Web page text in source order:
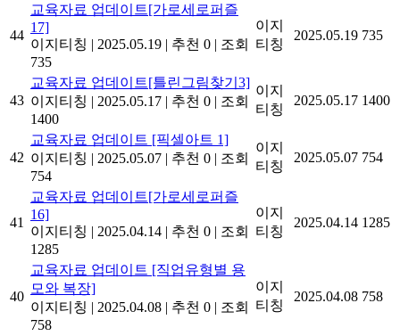
44
교육자료 업데이트[가로세로퍼즐
17]
이지티칭 | 2025.05.19 | 추천 0 | 조회
735
이지
티칭
2025.05.19 735
43
교육자료 업데이트[틀린그림찾기3]
이지티칭 | 2025.05.17 | 추천 0 | 조회
1400
이지
티칭
2025.05.17 1400
42
교육자료 업데이트 [픽셀아트 1]
이지티칭 | 2025.05.07 | 추천 0 | 조회
754
이지
티칭
2025.05.07 754
41
교육자료 업데이트[가로세로퍼즐
16]
이지티칭 | 2025.04.14 | 추천 0 | 조회
1285
이지
티칭
2025.04.14 1285
40
교육자료 업데이트 [직업유형별 용
모와 복장]
이지티칭 | 2025.04.08 | 추천 0 | 조회
758
이지
티칭
2025.04.08 758